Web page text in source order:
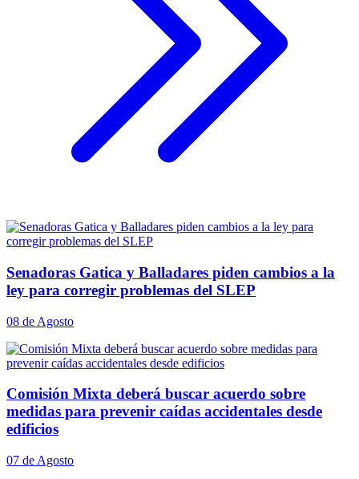
Senadoras Gatica y Balladares piden cambios a la
ley para corregir problemas del SLEP
08 de Agosto
Comisión Mixta deberá buscar acuerdo sobre
medidas para prevenir caídas accidentales desde
edificios
07 de Agosto